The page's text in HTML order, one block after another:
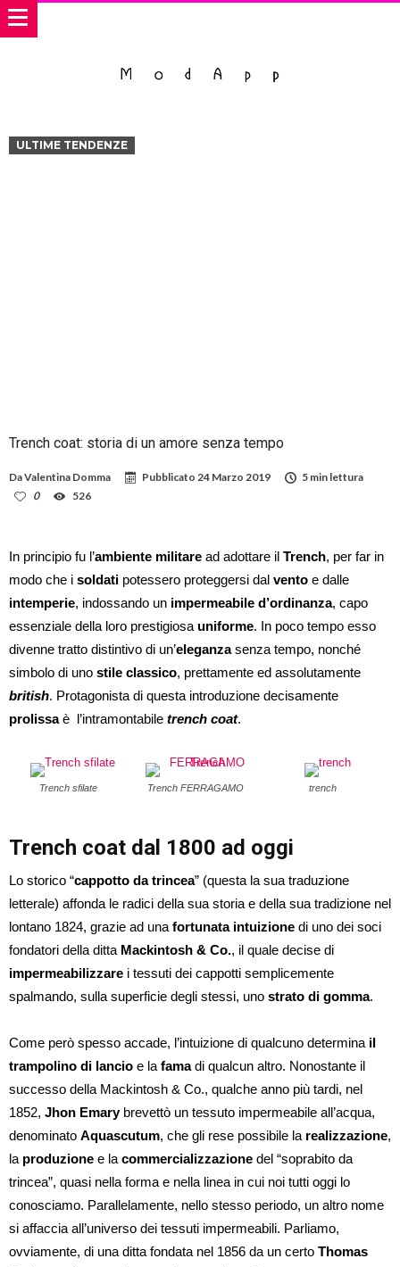
ULTIME TENDENZE
Trench coat: storia di un amore senza tempo
DaValentina Domma Pubblicato 24 Marzo 2019
5 min lettura
0
526
In principio fu l’ambiente militare ad adottare il Trench, per far in
modo che i soldati potessero proteggersi dal vento e dalle
intemperie, indossando un impermeabile d’ordinanza, capo
essenziale della loro prestigiosa uniforme. In poco tempo esso
divenne tratto distintivo di un’eleganzasenza tempo, nonché
simbolo di uno stile classico, prettamente ed assolutamente
british. Protagonista di questa introduzione decisamente
prolissaè l’intramontabile trench coat.
Trench sfilate Trench FERRAGAMO trench
Trench coat dal 1800 ad oggi
Lo storico “cappotto da trincea” (questa la sua traduzione
letterale) affonda le radici della sua storia e della sua tradizione nel
lontano 1824, grazie ad una fortunata intuizione di uno dei soci
fondatori della ditta Mackintosh & Co., il quale decise di
impermeabilizzare i tessuti dei cappotti semplicemente
spalmando, sulla superficie degli stessi, uno strato di gomma.
Come però spesso accade, l’intuizione di qualcuno determina il
trampolino di lancio e la famadi qualcun altro. Nonostante il
successo della Mackintosh & Co., qualche anno più tardi, nel
1852, Jhon Emarybrevettò un tessuto impermeabile all’acqua,
denominato Aquascutum, che gli rese possibile la realizzazione,
la produzione e la commercializzazione del “soprabito da
trincea”, quasi nella forma e nella linea in cui noi tutti oggi lo
conosciamo. Parallelamente, nello stesso periodo, un altro nome
si affaccia all’universo dei tessuti impermeabili. Parliamo,
ovviamente, di una ditta fondata nel 1856 da un certo Thomas